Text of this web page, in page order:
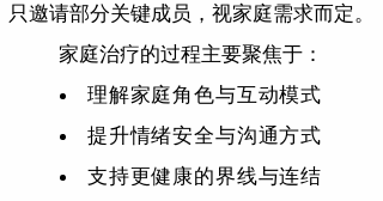
只邀请部分关键成员，视家庭需求而定。
​家庭治疗的过程主要聚焦于：
理解家庭角色与互动模式
提升情绪安全与沟通方式
支持更健康的界线与连结